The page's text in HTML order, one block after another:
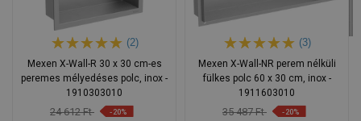
(2)
Mexen X-Wall-R 30 x 30 cm-es
peremes mélyedéses polc, inox -
1910303010
24 612 Ft -20%
(3)
Mexen X-Wall-NR perem nélküli
fülkes polc 60 x 30 cm, inox -
1911603010
35 487 Ft -20%